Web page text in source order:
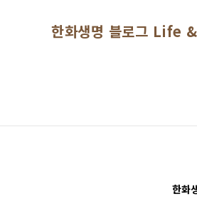
한화생명 블로그 Life
한화